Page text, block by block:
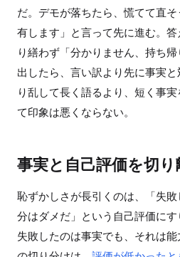
だ。デモが落ちたら、慌てて直
有します」と言って先に進む。
り繕わず「分かりません、持ち
出したら、言い訳より先に事実
り乱して長く語るより、短く事
て印象は悪くならない。
事実と自己評価を切り
恥ずかしさが長引くのは、「失
分はダメだ」という自己評価にす
失敗したのは事実でも、それは